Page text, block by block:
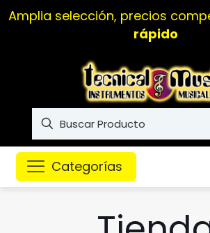
Amplia selección, precios
rápido
Categorías